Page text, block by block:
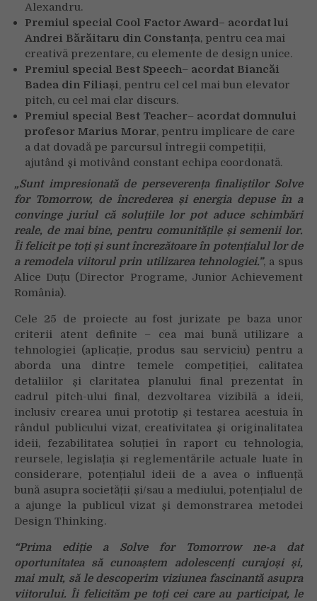
Alexandru.
Premiul special Cool Factor Award– acordat lui
Andrei Bărăitaru din Constanța, pentru cea mai
creativă prezentare, cu elemente de design unice.
Premiul special Best Speech– acordat Biancăi
Badea din Filiași, pentru cel cel mai bun elevator
pitch, cu cel mai clar discurs.
Premiul special Best Teacher– acordat domnului
profesor Marius Morar, pentru implicare de care
a dat dovadă pe parcursul întregii competiții,
ajutând și motivând constant echipa coordonată.
„Sunt impresionată de perseverența finaliștilor Solve
for Tomorrow, de încrederea și energia depuse în a
convinge juriul că soluțiile lor pot aduce schimbări
reale, de mai bine, pentru comunitățile și semenii lor.
Îi felicit pe toți și sunt încrezătoare în potențialul lor de
a remodela viitorul prin utilizarea tehnologiei.”, a spus
Alice Duțu (Director Programe, Junior Achievement
România).
Cele 25 de proiecte au fost jurizate pe baza unor
criterii atent definite – cea mai bună utilizare a
tehnologiei (aplicație, produs sau serviciu) pentru a
aborda una dintre temele competiției, calitatea
detaliilor și claritatea planului final prezentat în
cadrul pitch-ului final, dezvoltarea vizibilă a ideii,
inclusiv crearea unui prototip și testarea acestuia în
rândul publicului vizat, creativitatea și originalitatea
ideii, fezabilitatea soluției în raport cu tehnologia,
reursele, legislația și reglementările actuale luate în
considerare, potențialul ideii de a avea o influență
bună asupra societății și/sau a mediului, potențialul de
a ajunge la publicul vizat și demonstrarea metodei
Design Thinking.
“Prima ediție a Solve for Tomorrow ne-a dat
oportunitatea să cunoaștem adolescenți curajoși și,
mai mult, să le descoperim viziunea fascinantă asupra
viitorului. Îi felicităm pe toți cei care au participat, le